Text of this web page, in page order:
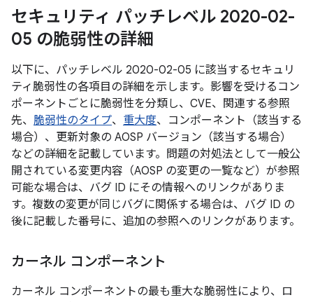
セキュリティ パッチレベル 2020-02-
05 の脆弱性の詳細
以下に、パッチレベル 2020-02-05 に該当するセキュリ
ティ脆弱性の各項目の詳細を示します。影響を受けるコン
ポーネントごとに脆弱性を分類し、CVE、関連する参照
先、 脆弱性のタイプ、 重大度、コンポーネント（該当する
場合）、更新対象の AOSP バージョン（該当する場合）
などの詳細を記載しています。問題の対処法として一般公
開されている変更内容（AOSP の変更の一覧など）が参照
可能な場合は、バグ ID にその情報へのリンクがありま
す。複数の変更が同じバグに関係する場合は、バグ ID の
後に記載した番号に、追加の参照へのリンクがあります。
カーネル コンポーネント
カーネル コンポーネントの最も重大な脆弱性により、ロ